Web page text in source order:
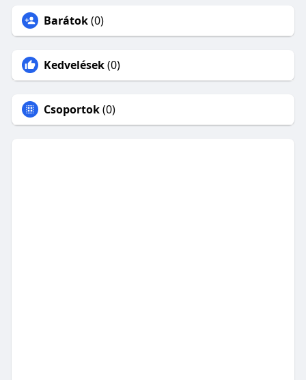
Barátok(0)
Kedvelések(0)
Csoportok(0)